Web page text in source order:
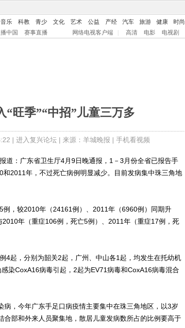
音乐 科教 青少 文化 艺术 公益 产经 汽车 旅游 健康 时尚
中国 赛事直播 网络电视客户端 高清 电影 电视剧
“旺季”“中招”儿童三万多
| 进入复兴论坛| 来源：羊城晚报 | 手机看视频
：广东省卫生厅4月9日晚通报，1－3月份全省已报告手
2011年，不过死亡病例明显减少。目前发病集中珠三角地
，较2010年（24161例）、2011年（6960例）同期升
年（重症106例，死亡5例）、2011年（重症17例，死
起，分别为韶关2起，广州、中山各1起，均发生在托幼机
染CoxA16病毒引起，2起为EV71病毒和CoxA16病毒混合
，今年广东手足口病疫情主要集中在珠三角地区，以3岁
合部和外来人员聚集地，散居儿童发病数所占的比例要高于